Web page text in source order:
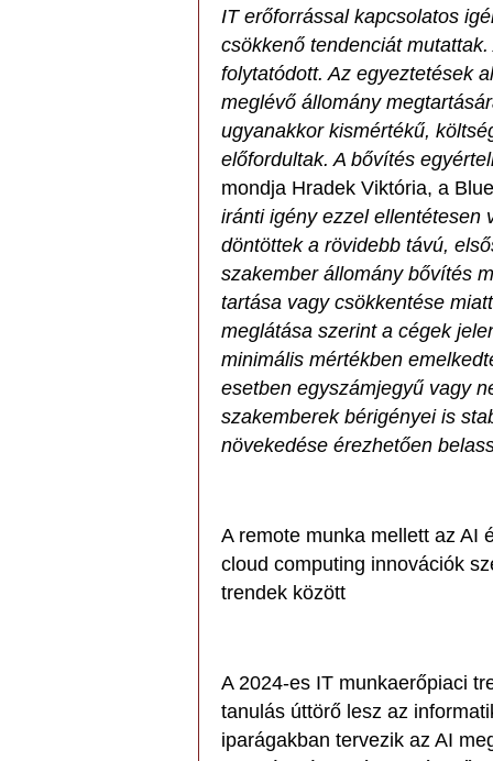
IT erőforrással kapcsolatos
csökkenő tendenciát
folytatódott. Az egyeztetések
meglévő állomány
ugyanakkor kismértékű,
előfordultak. A bővítés
mondja Hradek Viktória, a
iránti igény ezzel ellentétesen
döntöttek a rövidebb távú,
szakember állomány bővítés
tartása vagy csökkentése
meglátása szerint a cégek
minimális mértékben
esetben egyszámjegyű vagy
szakemberek bérigényei is
növekedése érezhetően
A remote munka mellett az AI
cloud computing innovációk
trendek között
A 2024-es IT munkaerőpiaci
tanulás úttörő lesz az
iparágakban tervezik az AI